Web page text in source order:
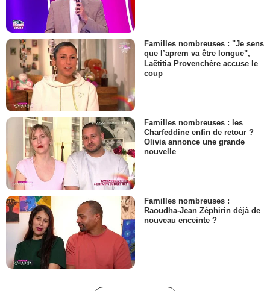
Familles nombreuses : "Je sens
que l’aprem va être longue",
Laëtitia Provenchère accuse le
coup
Familles nombreuses : les
Charfeddine enfin de retour ?
Olivia annonce une grande
nouvelle
Familles nombreuses :
Raoudha-Jean Zéphirin déjà de
nouveau enceinte ?